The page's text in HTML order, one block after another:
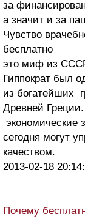
за
а значит и за
Чувство
бесплатно
это миф из
Гиппократ был
из богатейших
Древней Греции.
экономические
сегодня могут
качеством.
2013-02-18
Почему